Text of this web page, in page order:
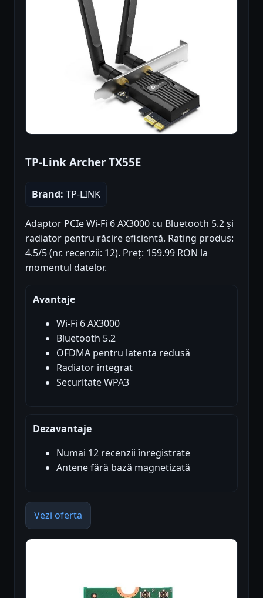
TP-Link Archer TX55E
Brand: TP-LINK
Adaptor PCIe Wi-Fi 6 AX3000 cu Bluetooth 5.2 și
radiator pentru răcire eficientă. Rating produs:
4.5/5 (nr. recenzii: 12). Preț: 159.99 RON la
momentul datelor.
Avantaje
Wi-Fi 6 AX3000
Bluetooth 5.2
OFDMA pentru latenta redusă
Radiator integrat
Securitate WPA3
Dezavantaje
Numai 12 recenzii înregistrate
Antene fără bază magnetizată
Vezi oferta